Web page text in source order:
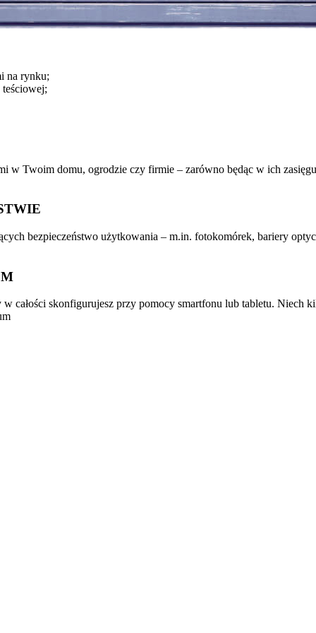
na rynku;
w Twoim domu, ogrodzie czy firmie – zarówno będąc w ich
bezpieczeństwo użytkowania – m.in. fotokomórek, bariery
całości skonfigurujesz przy pomocy smartfonu lub tabletu. Niech